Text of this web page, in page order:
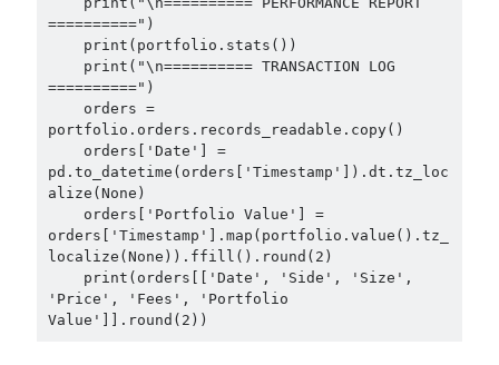
==========")
==========")
portfolio.orders.records_readable.copy()
pd.to_datetime(orders['Timestamp']).dt.tz_loc
alize(None)
orders['Timestamp'].map(portfolio.value().tz_
localize(None)).ffill().round(2)
'Price', 'Fees', 'Portfolio
Value']].round(2))